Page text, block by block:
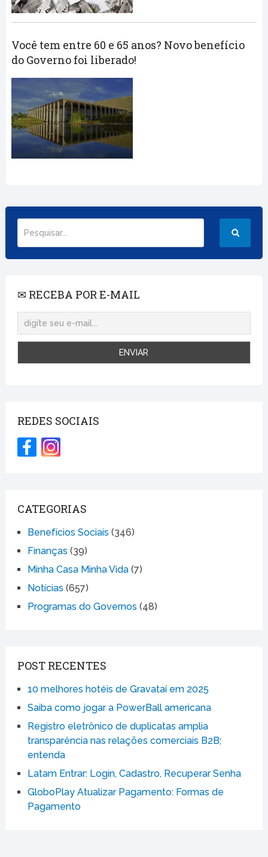
Você tem entre 60 e 65 anos? Novo benefício
do Governo foi liberado!
✉ RECEBA POR E-MAIL
REDES SOCIAIS
CATEGORIAS
Benefícios Sociais (346)
Finanças (39)
Minha Casa Minha Vida(7)
Notícias (657)
Programas do Governos (48)
POST RECENTES
10 melhores hotéis de Gravataí em 2025
Saiba como jogar a PowerBall americana
Registro eletrônico de duplicatas amplia
transparência nas relações comerciais B2B;
entenda
Latam Entrar: Login, Cadastro, Recuperar Senha
GloboPlay Atualizar Pagamento: Formas de
Pagamento